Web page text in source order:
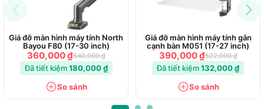
khu vực hạn chế. Giá treo chuyển động đầy đủ
này bao gồm hầu hết mọi điểm quan sát trong
phòng của bạn, bất cứ khi nào bạn cài đặt để
giải trí, video call, chơi game hoặc giải trí theo
thời gian thực với thần tượng của mình.
Sản phẩm là một phần mở rộng hai cánh tay đi
kèm với hợp kim nhôm đánh bóng và mạ crôm
Giá đỡ màn hình máy tính North
Bayou F80 (17-30 inch)
360,000 ₫540,000 ₫
Đã tiết kiệm180,000 ₫
So sánh
Giá đỡ màn hình máy tính gắn
cạnh bàn M051 (17-27 inch)
390,000 ₫522,000 ₫
Đã tiết kiệm132,000 ₫
So sánh